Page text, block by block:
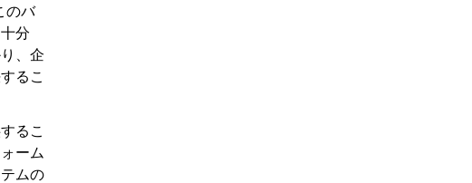
のバ
分
、企
るこ
るこ
ーム
ムの